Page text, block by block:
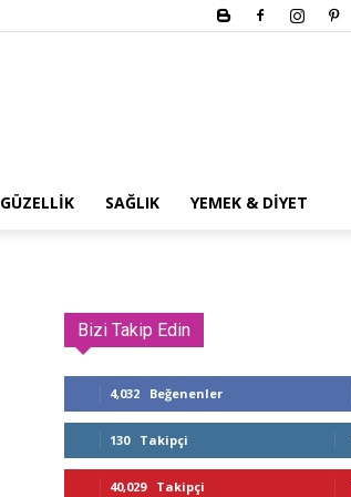
GÜZELLIK SAĞLIK YEMEK & DIYET
Bizi Takip Edin
4,032 Beğenenler
130 Takipçi
40,029 Takipçi